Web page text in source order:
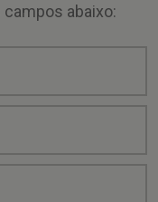
abaixo: